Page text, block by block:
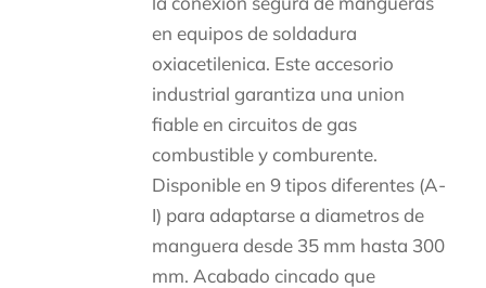
en equipos de soldadura
oxiacetilenica. Este accesorio
industrial garantiza una union
fiable en circuitos de gas
combustible y comburente.
Disponible en 9 tipos diferentes (A-
I) para adaptarse a diametros de
manguera desde 35 mm hasta 300
mm. Acabado cincado que